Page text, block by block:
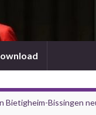
Bietigheim-Bissingen